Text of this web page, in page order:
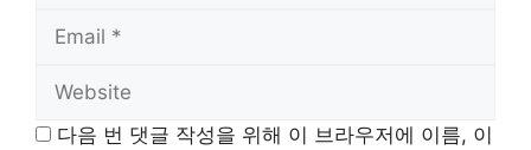
다음 번 댓글 작성을 위해 이 브라우저에 이름, 이